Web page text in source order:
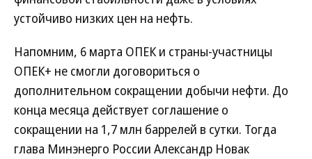
устойчиво низких цен на нефть.
Напомним, 6 марта ОПЕК и страны-участницы
ОПЕК+ не смогли договориться о
дополнительном сокращении добычи нефти. До
конца месяца действует соглашение о
сокращении на 1,7 млн баррелей в сутки. Тогда
глава Минэнерго России Александр Новак